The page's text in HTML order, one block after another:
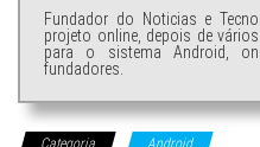
Fundador do Noticias e
projeto online, depois de
para o sistema Android,
fundadores.